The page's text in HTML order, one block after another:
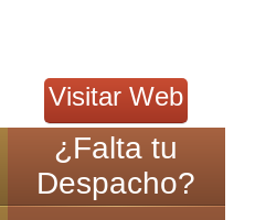
Visitar Web
¿Falta tu
Despacho?